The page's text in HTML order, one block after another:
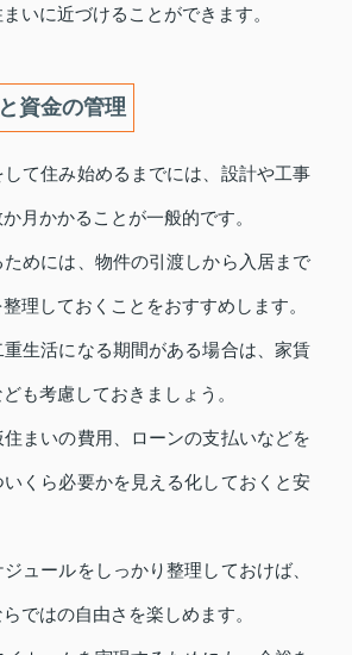
いに近づけることができます。
資金の管理
して住み始めるまでには、設計や工事
月かかることが一般的です。
めには、物件の引渡しから入居まで
理しておくことをおすすめします。
生活になる期間がある場合は、家賃
も考慮しておきましょう。
住まいの費用、ローンの支払いなどを
くら必要かを見える化しておくと安
ュールをしっかり整理しておけば、
ではの自由さを楽しめます。